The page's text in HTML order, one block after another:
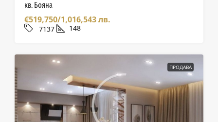
кв. Бояна
€519,750/1,016,543 лв.
7137 148
ПРОДАВА